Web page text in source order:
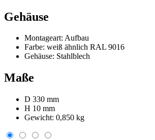
Gehäuse
Montageart: Aufbau
Farbe: weiß ähnlich RAL 9016
Gehäuse: Stahlblech
Maße
D 330 mm
H 10 mm
Gewicht: 0,850 kg